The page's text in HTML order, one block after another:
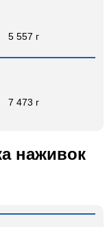
5 557 г
7 473 г
наживок